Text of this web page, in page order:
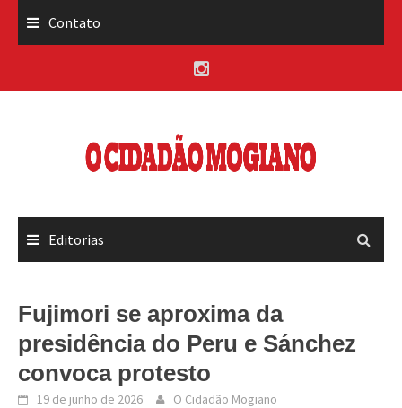
Contato
Editorias
Fujimori se aproxima da
presidência do Peru e Sánchez
convoca protesto
19 de junho de 2026 O Cidadão Mogiano